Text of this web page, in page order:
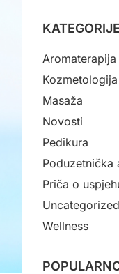
KATEGORIJE
Aromaterapija
Kozmetologija
Masaža
Novosti
Pedikura
Poduzetnička
Priča o
Uncategorized
Wellness